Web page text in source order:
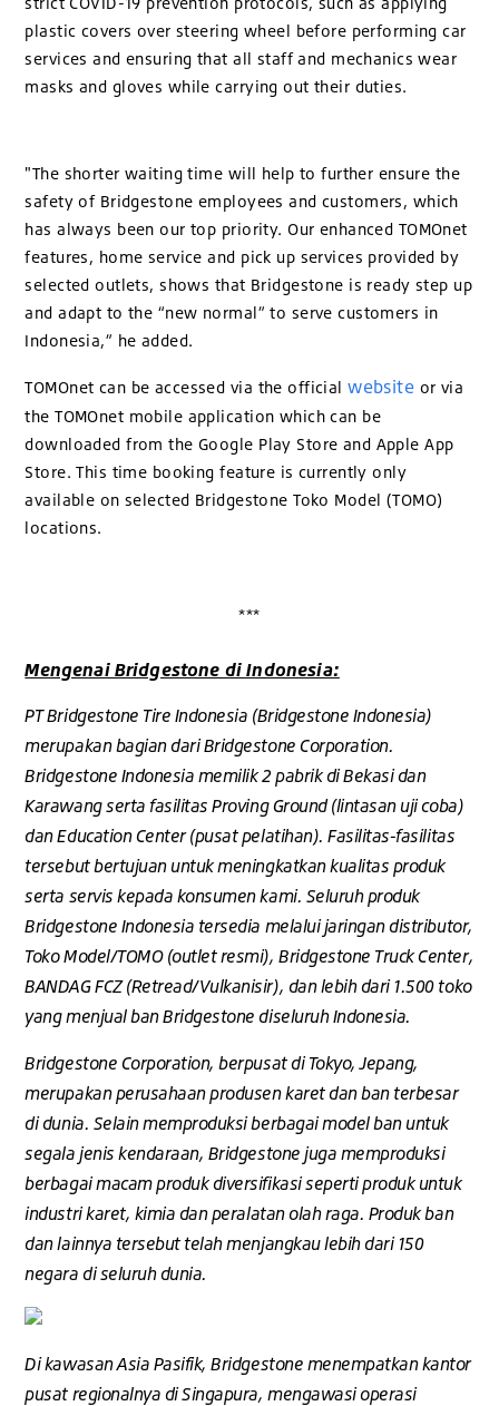
plastic covers over steering wheel before performing car
services and ensuring that all staff and mechanics wear
masks and gloves while carrying out their duties.
"The shorter waiting time will help to further ensure the
safety of Bridgestone employees and customers, which
has always been our top priority. Our enhanced TOMOnet
features, home service and pick up services provided by
selected outlets, shows that Bridgestone is ready step up
and adapt to the “new normal” to serve customers in
Indonesia,” he added.
TOMOnet can be accessed via the officialwebsite or via
the TOMOnet mobile application which can be
downloaded from the Google Play Store and Apple App
Store. This time booking feature is currently only
available on selected Bridgestone Toko Model (TOMO)
locations.
***
Mengenai Bridgestone di Indonesia:
PT Bridgestone Tire Indonesia (Bridgestone Indonesia)
merupakan bagian dari Bridgestone Corporation.
Bridgestone Indonesia memilik 2 pabrik di Bekasi dan
Karawang serta fasilitas Proving Ground (lintasan uji coba)
dan Education Center (pusat pelatihan). Fasilitas-fasilitas
tersebut bertujuan untuk meningkatkan kualitas produk
serta servis kepada konsumen kami. Seluruh produk
Bridgestone Indonesia tersedia melalui jaringan distributor,
Toko Model/TOMO (outlet resmi), Bridgestone Truck Center,
BANDAG FCZ (Retread/Vulkanisir), dan lebih dari 1.500 toko
yang menjual ban Bridgestone diseluruh Indonesia.
Bridgestone Corporation, berpusat di Tokyo, Jepang,
merupakan perusahaan produsen karet dan ban terbesar
di dunia. Selain memproduksi berbagai model ban untuk
segala jenis kendaraan, Bridgestone juga memproduksi
berbagai macam produk diversifikasi seperti produk untuk
industri karet, kimia dan peralatan olah raga. Produk ban
dan lainnya tersebut telah menjangkau lebih dari 150
negara di seluruh dunia.
Di kawasan Asia Pasifik, Bridgestone menempatkan kantor
pusat regionalnya di Singapura, mengawasi operasi